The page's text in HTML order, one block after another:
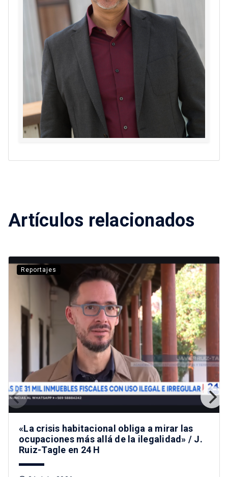
Artículos relacionados
Reportajes
«La crisis habitacional obliga a mirar las
ocupaciones más allá de la ilegalidad» / J.
Ruiz-Tagle en 24 H